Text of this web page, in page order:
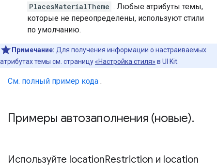
PlacesMaterialTheme . Любые атрибуты темы,
которые не переопределены, используют стили
по умолчанию.
Примечание: Для получения информации о настраиваемых
атрибутах темы см. страницу «Настройка стиля» в UI Kit.
См. полный пример кода .
Примеры автозаполнения (новые).
Используйте locationRestriction и location